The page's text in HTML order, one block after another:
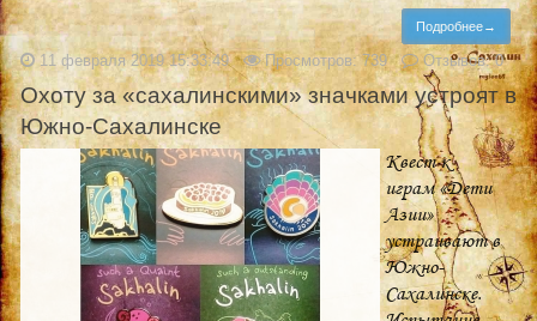
Подробнее→
11 февраля 2019 15:33:49 Просмотров: 739 Отзывов: 0
Охоту за «сахалинскими» значками устроят в
Южно-Сахалинске
Квест к
играм «Дети
Азии»
устраивают в
Южно-
Сахалинске.